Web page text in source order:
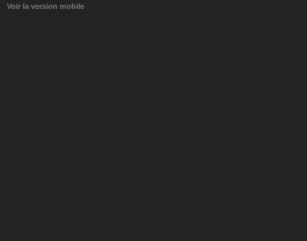
Voir la version mobile